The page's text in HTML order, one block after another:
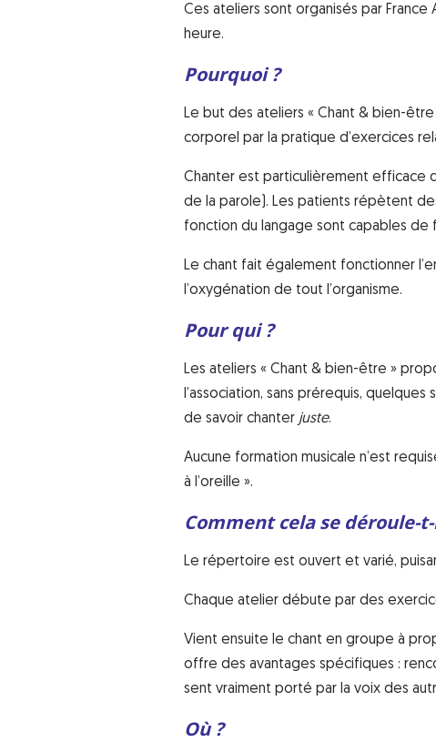
Ces ateliers sont organisés par France
heure.
Pourquoi ?
Le but des ateliers « Chant & bien-
corporel par la pratique d’exercices
Chanter est particulièrement efficace
de la parole). Les patients répètent
fonction du langage sont capables
Le chant fait également fonctionner
l’oxygénation de tout l’organisme.
Pour qui ?
Les ateliers « Chant & bien-être »
l’association, sans prérequis,
de savoir chanter juste.
Aucune formation musicale n’est
à l’oreille ».
Comment cela se déroule-
Le répertoire est ouvert et varié,
Chaque atelier débute par des
Vient ensuite le chant en groupe à
offre des avantages spécifiques :
sent vraiment porté par la voix des
Où ?